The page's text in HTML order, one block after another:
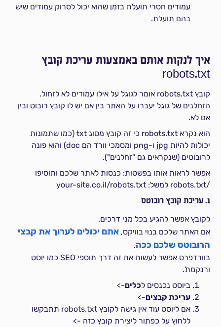
עמודים חסרי תועלת בזמן שהוא יכול לסרוק עמודים שיש
בהם תועלת.
איך לנקות אותם באמצעות עריכת קובץ
robots.txt
קובץ robots.txt אומר לגוגל על אילו עמודים לא לזחול.
הזחלנים של גוגל יעברו על האתר בין אם יש לו קובץ רובוט ובין
אם לא.
הוא נקרא robots.txt כי זה קובץ מסוג txt (כמו שתמונות
יכולות להיות jpg ו-png ומסמכי וורד הם doc) והוא פונה
לרובוטים (שנקראים גם "זחלנים").
אפשר לראות אותו בפשטות: כנסות לאתר שלכם ותוסיפו
/robots.txt למשל: your-site.co.il/robots.txt
1. עריכת קובץ רובוטס
לקובץ אפשר להגיע בכל מני דרכים.
אם האתר שלכם בנוי בוויקס,אתם יכולים לערוך את קבצי
הרובוטס שלכם ככה.
בוורדפרס אפשר לעשות את זה דרך תוספי SEO כמו יוסט
ורנקמת'.
ביוסט נכנסים לכלים->
עריכת קבצים->
אם ליוסט עוד אין גישה לקובץ robots.txt תתבקשו
ללחוץ על כפתור ליצירת קובץ כזה ->